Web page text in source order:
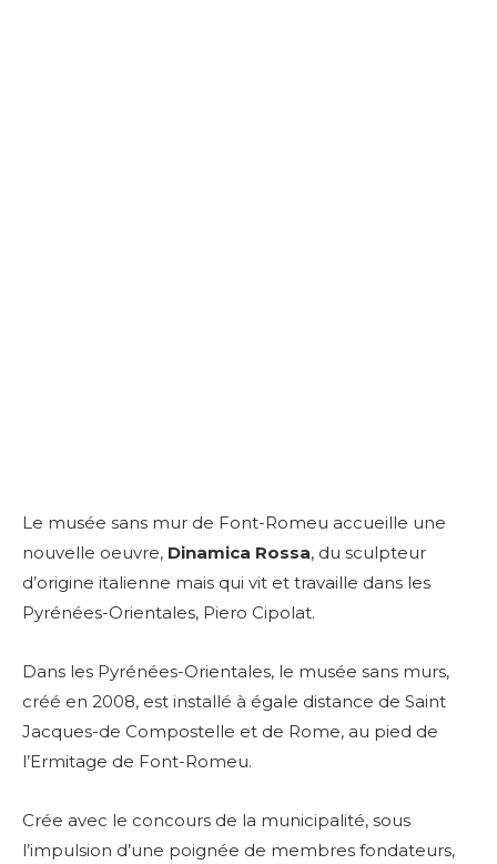
Le musée sans mur de Font-Romeu accueille une
nouvelle oeuvre, Dinamica Rossa, du sculpteur
d’origine italienne mais qui vit et travaille dans les
Pyrénées-Orientales, Piero Cipolat.
Dans les Pyrénées-Orientales, le musée sans murs,
créé en 2008, est installé à égale distance de Saint
Jacques-de Compostelle et de Rome, au pied de
l’Ermitage de Font-Romeu.
Crée avec le concours de la municipalité, sous
l’impulsion d’une poignée de membres fondateurs,